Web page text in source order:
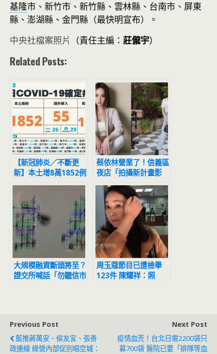
基隆市、新竹市、新竹縣、雲林縣、台南市、屏東
縣、澎湖縣、金門縣（最快明宣布）。
中央社檔案照片
（責任主編： 莊儱宇）
Related Posts:
【新冠肺炎／不斷更
新】本土增8萬1852例
死亡破百達104例創單
蔡依林營業了！信義區
夜店「拍攝新計畫影
片」網友目擊驚：本人
正到翻掉
大規模融資斷頭將至？
證交所喊話「勿聽信市
周玉蔻節目已遭檢舉
123件 陳耀祥：照
Previous Post
藍推蔣萬安、侯友宜、張善
政連線 綠營內部促別唱空城：
Next Post
疫情血荒！台北日需2200袋只
募700袋 醫院已要「排隊等血